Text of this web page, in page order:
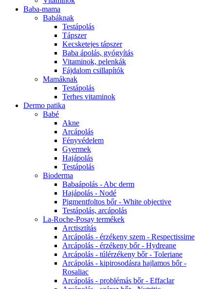
Baba-mama
Babáknak
Testápolás
Tápszer
Kecsketejes tápszer
Baba ápolás, gyógyítás
Vitaminok, pelenkák
Fájdalom csillapítók
Mamáknak
Testápolás
Terhes vitaminok
Dermo patika
Babé
Akne
Arcápolás
Fényvédelem
Gyermek
Hajápolás
Testápolás
Bioderma
Babaápolás - Abc derm
Hajápolás - Nodé
Pigmentfoltos bőr - White objective
Testápolás, arcápolás
La-Roche-Posay termékek
Arctisztítás
Arcápolás - érzékeny szem - Respectissime
Arcápolás - érzékeny bőr - Hydreane
Arcápolás - túlérzékeny bőr - Toleriane
Arcápolás - kipirosodásra hajlamos bőr -
Rosaliac
Arcápolás - problémás bőr - Effaclar